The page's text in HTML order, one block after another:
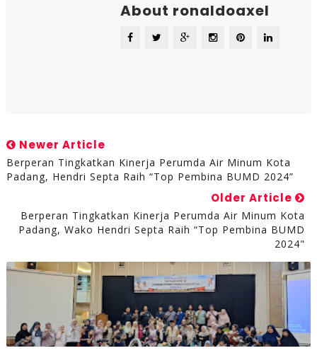
About ronaldoaxel
Newer Article
Berperan Tingkatkan Kinerja Perumda Air Minum Kota
Padang, Hendri Septa Raih “Top Pembina BUMD 2024”
Older Article
Berperan Tingkatkan Kinerja Perumda Air Minum Kota
Padang, Wako Hendri Septa Raih “Top Pembina BUMD
2024"